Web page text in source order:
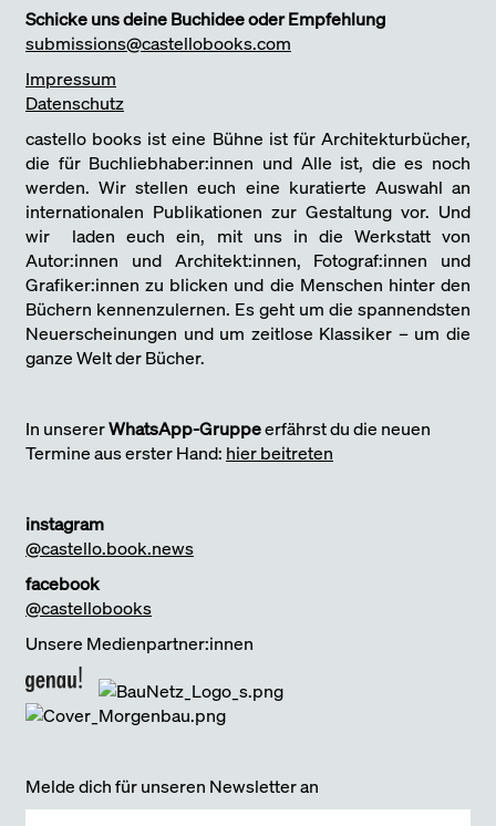
Schicke uns deine Buchidee oder Empfehlung
submissions@castellobooks.com
Impressum
Datenschutz
castello books ist eine Bühne ist für Architekturbücher,
die für Buchliebhaber:innen und Alle ist, die es noch
werden. Wir stellen euch eine kuratierte Auswahl an
internationalen Publikationen zur Gestaltung vor. Und
wir laden euch ein, mit uns in die Werkstatt von
Autor:innen und Architekt:innen, Fotograf:innen und
Grafiker:innen zu blicken und die Menschen hinter den
Büchern kennenzulernen. Es geht um die spannendsten
Neuerscheinungen und um zeitlose Klassiker – um die
ganze Welt der Bücher.
In unsererWhatsApp-Gruppeerfährst du die neuen
Termine aus erster Hand: hier beitreten
instagram
@castello.book.news
facebook
@castellobooks
Unsere Medienpartner:innen
Melde dich für unseren Newsletter an